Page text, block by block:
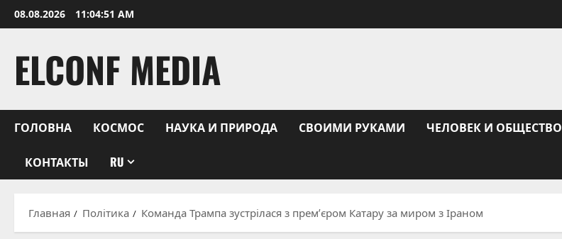
Перейти
к
08.08.2026 11:04:52 AM
ELCONF MEDIA
ГОЛОВНА КОСМОС НАУКА И ПРИРОДА СВОИМИ РУКАМИ ЧЕЛОВЕК И ОБЩЕСТВО
КОНТАКТЫ RU
Главная Політика Команда Трампа зустрілася з прем’єром Катару за миром з Іраном